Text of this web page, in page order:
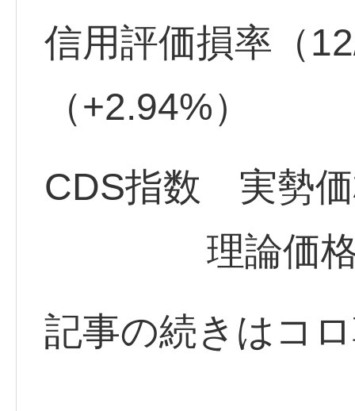
信用評価損率（
（+2.94%）
CDS指数 実勢
理論価格
記事の続きはコ